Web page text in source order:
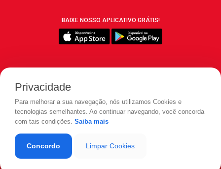
BAIXE NOSSO APLICATIVO GRÁTIS!
Privacidade
Para melhorar a sua navegação, nós utilizamos Cookies e
tecnologias semelhantes. Ao continuar navegando, você concorda
com tais condições. Saiba mais
Concordo Limpar Cookies